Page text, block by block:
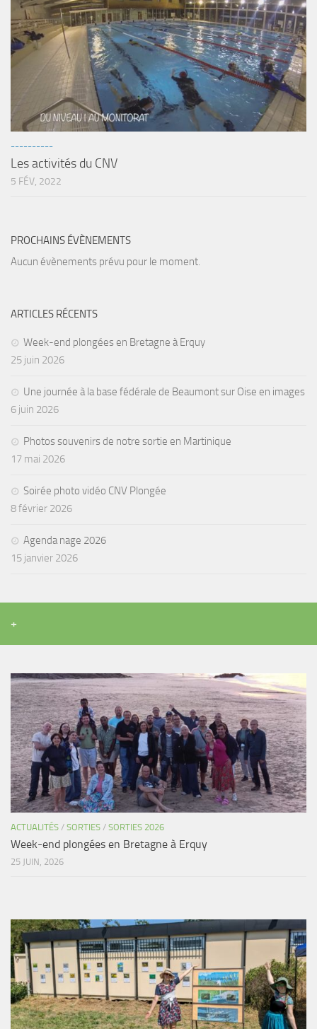
----------
Les activités du CNV
5 FÉV, 2022
PROCHAINS ÉVÈNEMENTS
Aucun évènements prévu pour le moment.
ARTICLES RÉCENTS
Week-end plongées en Bretagne à Erquy
25 juin 2026
Une journée à la base fédérale de Beaumont sur Oise en images
6 juin 2026
Photos souvenirs de notre sortie en Martinique
17 mai 2026
Soirée photo vidéo CNV Plongée
8 février 2026
Agenda nage 2026
15 janvier 2026
+
ACTUALITÉS / SORTIES / SORTIES 2026
Week-end plongées en Bretagne à Erquy
25 JUIN, 2026